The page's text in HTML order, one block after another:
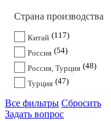
Страна производства
Китай 117
Россия 54
Россия, Турция 48
Турция 47
Все фильтры Сбросить
Задать вопрос